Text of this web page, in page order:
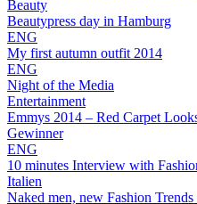
Beauty
Beautypress day in Hamburg
ENG
My first autumn outfit 2014
ENG
Night of the Media
Entertainment
Emmys 2014 – Red Carpet
Gewinner
ENG
10 minutes Interview with
Italien
Naked men, new Fashion